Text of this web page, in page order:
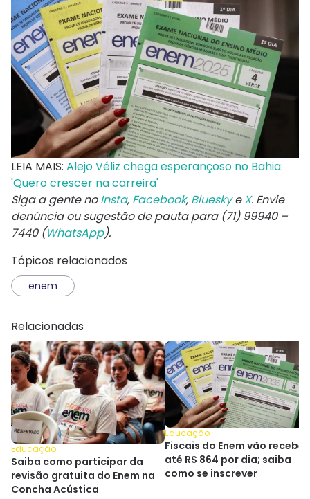
LEIA MAIS: Alejo Véliz chega esperançoso no Bahia:
'Quero crescer na carreira'
Siga a gente noInsta, Facebook, BlueskyeX. Envie
denúncia ou sugestão de pauta para (71) 99940 –
7440 (WhatsApp).
Tópicos relacionados
enem
Relacionadas
Educação
Saiba como participar da
revisão gratuita do Enem na
Concha Acústica
Educação
Fiscais do Enem vão receber
até R$ 864 por dia; saiba
como se inscrever